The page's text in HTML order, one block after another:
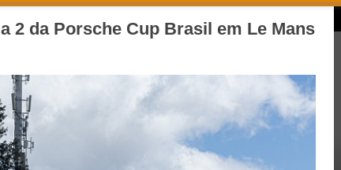
2 da Porsche Cup Brasil em Le Mans